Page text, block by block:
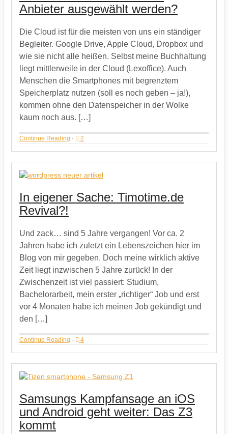
Anbieter ausgewählt werden?
Die Cloud ist für die meisten von uns ein ständiger
Begleiter. Google Drive, Apple Cloud, Dropbox und
wie sie nicht alle heißen. Selbst meine Buchhaltung
liegt mittlerweile in der Cloud (Lexoffice). Auch
Menschen die Smartphones mit begrenztem
Speicherplatz nutzen (soll es noch geben – ja!),
kommen ohne den Datenspeicher in der Wolke
kaum noch aus. […]
Continue Reading · 2
In eigener Sache: Timotime.de
Revival?!
Und zack… sind 5 Jahre vergangen! Vor ca. 2
Jahren habe ich zuletzt ein Lebenszeichen hier im
Blog von mir gegeben. Doch meine wirklich aktive
Zeit liegt inzwischen 5 Jahre zurück! In der
Zwischenzeit ist viel passiert: Studium,
Bachelorarbeit, mein erster „richtiger“ Job und erst
vor 4 Monaten habe ich meinen Job gekündigt und
den […]
Continue Reading · 4
Samsungs Kampfansage an iOS
und Android geht weiter: Das Z3
kommt